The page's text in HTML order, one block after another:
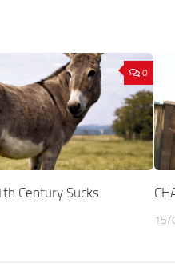
0
Century Sucks
15/